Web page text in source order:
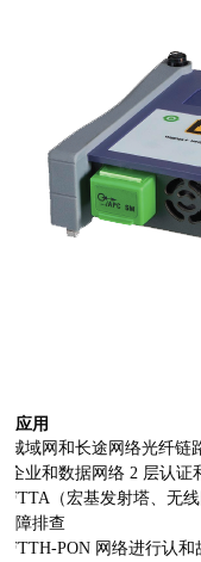
应用
城域网和长途网络光纤链
企业和数据网络 2 层认证
FTTA （宏基发射塔、无
障排查
FTTH-PON 网络进行认和